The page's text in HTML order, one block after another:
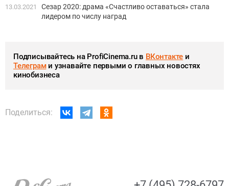
13.03.2021
Сезар 2020: драма «Счастливо оставаться» стала
лидером по числу наград
Подписывайтесь на ProfiCinema.ru в ВКонтакте и
Телеграми узнавайте первыми о главных новостях
кинобизнеса
Поделиться: